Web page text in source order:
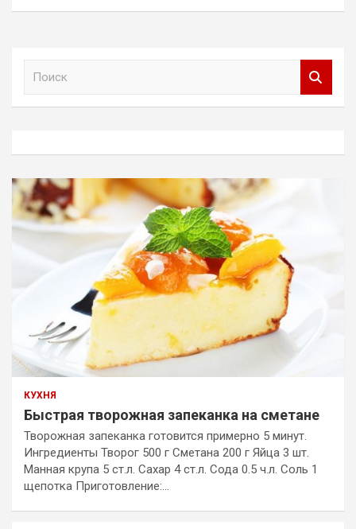
КУХНЯ
Быстрая творожная запеканка на сметане
Творожная запеканка готовится примерно 5 минут.
Ингредиенты Творог 500 г Сметана 200 г Яйца 3 шт.
Манная крупа 5 ст.л. Сахар 4 ст.л. Сода 0.5 ч.л. Соль 1
щепотка Приготовление:…